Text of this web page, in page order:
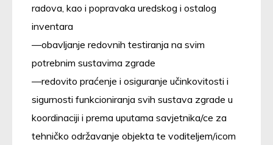
radova, kao i popravaka uredskog i ostalog
inventara
obavljanje redovnih testiranja na svim
potrebnim sustavima zgrade
redovito praćenje i osiguranje učinkovitosti i
sigurnosti funkcioniranja svih sustava zgrade u
koordinaciji i prema uputama savjetnika/ce za
tehničko održavanje objekta te voditeljem/icom